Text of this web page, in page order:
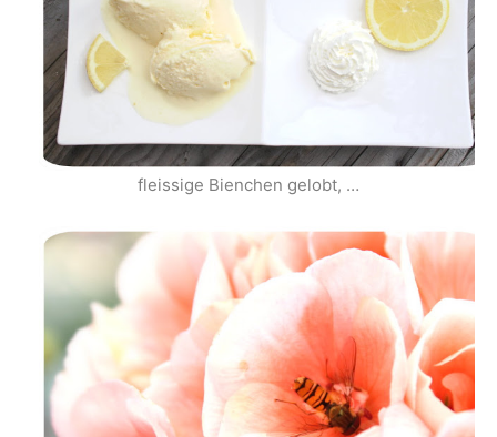
fleissige Bienchen gelobt, …